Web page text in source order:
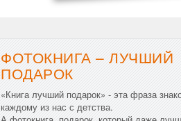
ФОТОКНИГА – ЛУЧШИЙ
ПОДАРОК
«Книга лучший подарок» - эта фраза
каждому из нас с детства.